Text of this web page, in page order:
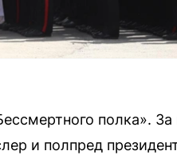
полка».
и полпред